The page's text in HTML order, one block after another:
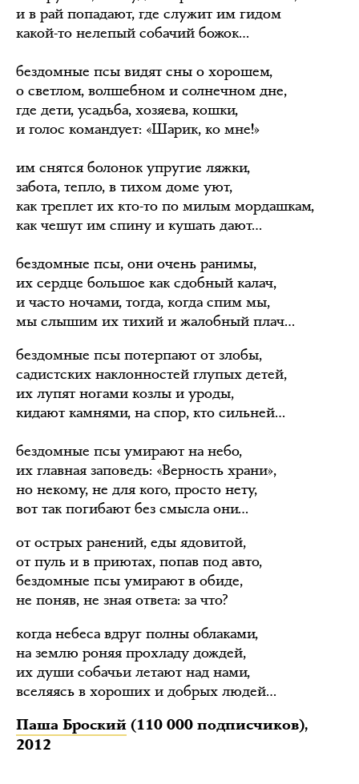
и в рай попадают, где служит им гидом
какой-то нелепый собачий божок…
бездомные псы видят сны о хорошем,
о светлом, волшебном и солнечном дне,
где дети, усадьба, хозяева, кошки,
и голос командует: «Шарик, ко мне!»
им снятся болонок упругие ляжки,
забота, тепло, в тихом доме уют,
как треплет их кто-то по милым мордашкам,
как чешут им спину и кушать дают…
бездомные псы, они очень ранимы,
их сердце большое как сдобный калач,
и часто ночами, тогда, когда спим мы,
мы слышим их тихий и жалобный плач…
бездомные псы потерпают от злобы,
садистских наклонностей глупых детей,
их лупят ногами козлы и уроды,
кидают камнями, на спор, кто сильней…
бездомные псы умирают на небо,
их главная заповедь: «Верность храни»,
но некому, не для кого, просто нету,
вот так погибают без смысла они…
от острых ранений, еды ядовитой,
от пуль и в приютах, попав под авто,
бездомные псы умирают в обиде,
не поняв, не зная ответа: за что?
когда небеса вдруг полны облаками,
на землю роняя прохладу дождей,
их души собачьи летают над нами,
вселяясь в хороших и добрых людей…
Паша Броский (110 000 подписчиков),
2012